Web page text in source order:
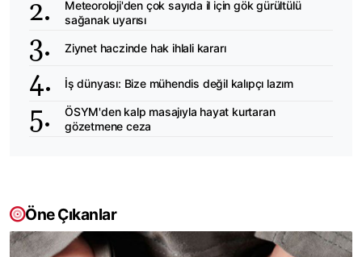
Meteoroloji'den çok sayıda il için gök gürültülü
sağanak uyarısı
Ziynet haczinde hak ihlali kararı
İş dünyası: Bize mühendis değil kalıpçı lazım
ÖSYM'den kalp masajıyla hayat kurtaran
gözetmene ceza
Öne Çıkanlar